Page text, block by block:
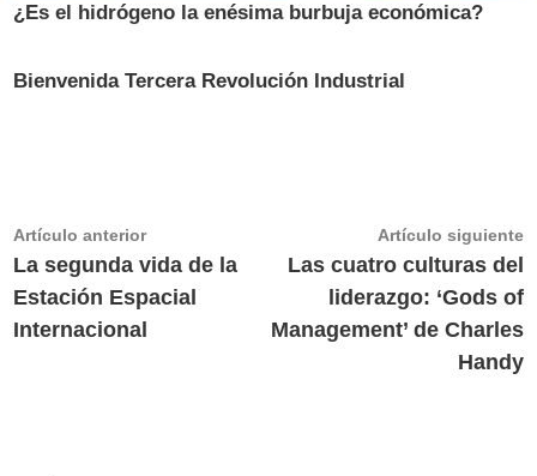
¿Es el hidrógeno la enésima burbuja económica?
Bienvenida Tercera Revolución Industrial
Navegación
de
entradas
Artículo anteriorArtículo
anterior:
La segunda vida de la
Estación Espacial
Internacional
Artículo siguiente
Las cuatro culturas del
liderazgo: ‘Gods of
Management’ de Charles
Handy